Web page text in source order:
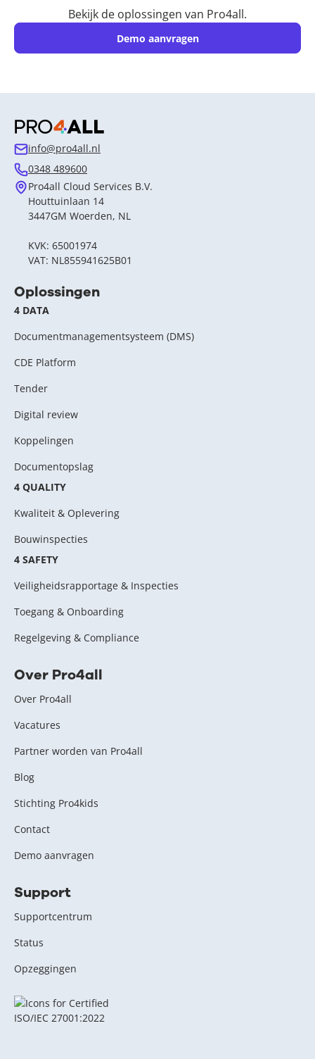
Bekijk de oplossingen van Pro4all.
Demo aanvragen
info@pro4all.nl
0348 489600
Pro4all Cloud Services B.V.
Houttuinlaan 14
3447GM Woerden, NL
KVK: 65001974
VAT: NL855941625B01
Oplossingen
4 DATA
Documentmanagementsysteem (DMS)
CDE Platform
Tender
Digital review
Koppelingen
Documentopslag
4 QUALITY
Kwaliteit & Oplevering
Bouwinspecties
4 SAFETY
Veiligheidsrapportage & Inspecties
Toegang & Onboarding
Regelgeving & Compliance
Over Pro4all
Over Pro4all
Vacatures
Partner worden van Pro4all
Blog
Stichting Pro4kids
Contact
Demo aanvragen
Support
Supportcentrum
Status
Opzeggingen